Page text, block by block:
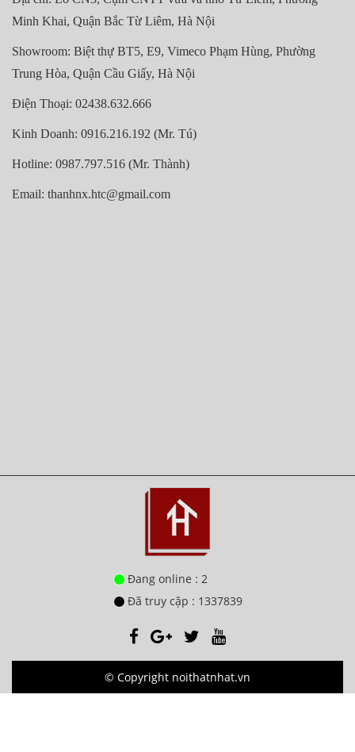
Minh Khai, Quận Bắc Từ Liêm, Hà Nội
Showroom: Biệt thự BT5, E9, Vimeco Phạm Hùng, Phường
Trung Hòa, Quận Cầu Giấy, Hà Nội
Điện Thoại: 02438.632.666
Kinh Doanh: 0916.216.192 (Mr. Tú)
Hotline: 0987.797.516 (Mr. Thành)
Email: thanhnx.htc@gmail.com
Đang online : 2
Đã truy cập : 1337839
© Copyright noithatnhat.vn